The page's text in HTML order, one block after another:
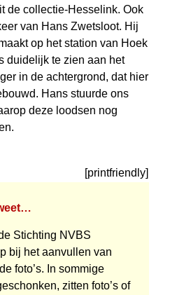
de collectie-Hesselink. Ook
van Hans Zwetsloot. Hij
op het station van Hoek
duidelijk te zien aan het
in de achtergrond, dat hier
Hans stuurde ons
deze loodsen nog
[printfriendly]
Stichting NVBS
bij het aanvullen van
foto’s. In sommige
zitten foto’s of